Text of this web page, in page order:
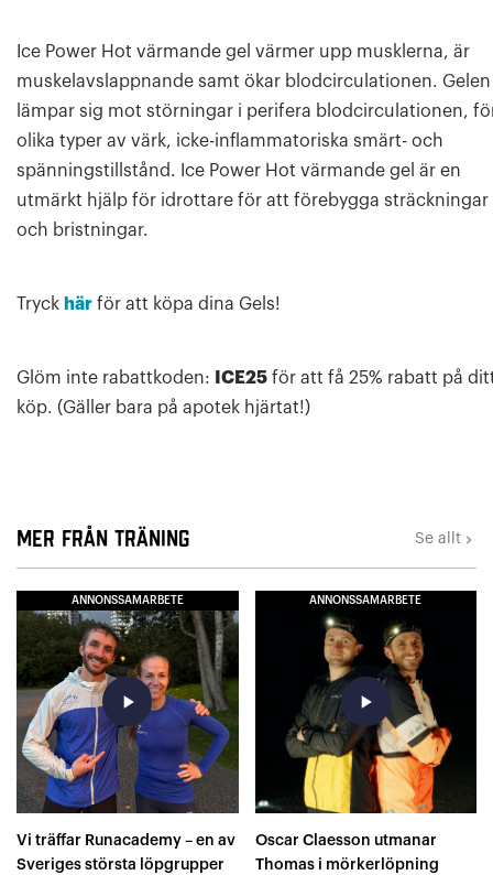
Ice Power Hot värmande gel värmer upp musklerna, är
muskelavslappnande samt ökar blodcirculationen. Gelen
lämpar sig mot störningar i perifera blodcirculationen,
olika typer av värk, icke-inflammatoriska smärt- och
spänningstillstånd. Ice Power Hot värmande gel är en
utmärkt hjälp för idrottare för att förebygga sträckningar
och bristningar.
Tryck här för att köpa dina Gels!
Glöm inte rabattkoden: ICE25 för att få 25% rabatt på
köp. (Gäller bara på apotek hjärtat!)
Mer från Träning Se allt keyboard_arrow_right
ANNONSSAMARBETE
play_arrow
Vi träffar Runacademy – en av
Sveriges största löpgrupper
ANNONSSAMARBETE
play_arrow
Oscar Claesson utmanar
Thomas i mörkerlöpning